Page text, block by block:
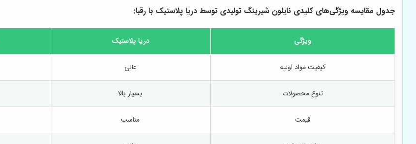
جدول مقایسه ویژگی‌های کلیدی نایلون شیرینگ تولیدی توسط دریا پلاستیک با رقبا:
ویژگی دریا پلاستیک
کیفیت مواد اولیه عالی
تنوع محصولات بسیار بالا
قیمت مناسب